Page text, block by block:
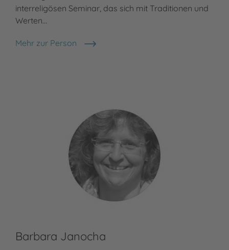
interreligösen Seminar, das sich mit Traditionen und
Werten…
Mehr zur Person
Karlo Meyer
Barbara Janocha